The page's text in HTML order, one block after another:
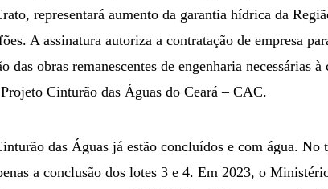
representará aumento da garantia hídrica da
A assinatura autoriza a contratação de empresa
das obras remanescentes de engenharia necessárias
Cinturão das Águas do Ceará – CAC.
das Águas já estão concluídos e com água. No
a conclusão dos lotes 3 e 4. Em 2023, o